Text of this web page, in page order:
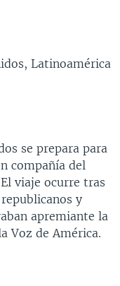
Latinoamérica
se prepara para
compañía del
viaje ocurre tras
y
apremiante la
Voz de América.